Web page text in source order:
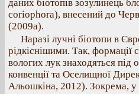
даних біотопів зозулинець
coriophora), внесений до
(2009а).
Наразі лучні біотопи в
рідкіснішими. Так, формації
вологих лук знаходяться під
конвенції та Оселищної
Альошкіна, 2012). Зокрема, у